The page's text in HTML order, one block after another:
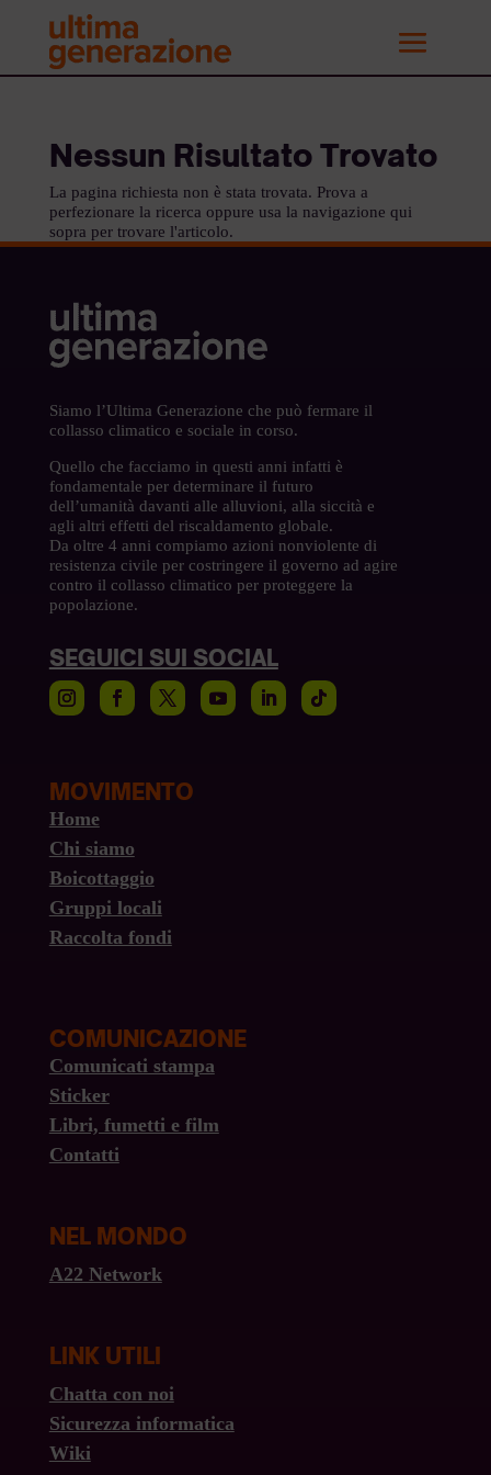
Nessun Risultato Trovato
La pagina richiesta non è stata trovata. Prova a
perfezionare la ricerca oppure usa la navigazione qui
sopra per trovare l'articolo.
Siamo l’Ultima Generazione che può fermare il
collasso climatico e sociale in corso.
Quello che facciamo in questi anni infatti è
fondamentale per determinare il futuro
dell’umanità davanti alle alluvioni, alla siccità e
agli altri effetti del riscaldamento globale.
Da oltre 4 anni compiamo azioni nonviolente di
resistenza civile per costringere il governo ad agire
contro il collasso climatico per proteggere la
popolazione.
SEGUICI SUI SOCIAL
MOVIMENTO
Home
Chi siamo
Boicottaggio
Gruppi locali
Raccolta fondi
COMUNICAZIONE
Comunicati stampa
Sticker
Libri, fumetti e film
Contatti
NEL MONDO
A22 Network
LINK UTILI
Chatta con noi
Sicurezza informatica
Wiki